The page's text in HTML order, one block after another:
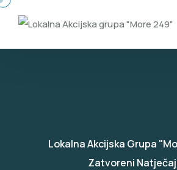
Lokalna Akcijska Grupa
Zatvoreni